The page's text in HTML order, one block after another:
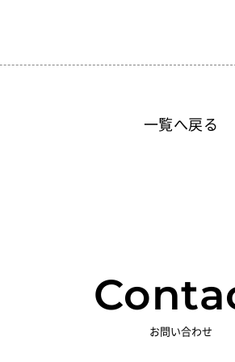
一覧へ戻る
お問い合わせ